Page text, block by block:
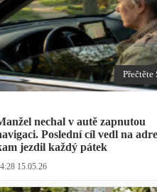
Přečtěte
nechal v autě zapnutou
Poslední cíl vedl na
jezdil každý pátek
15.05.26